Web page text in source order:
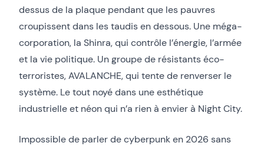
dessus de la plaque pendant que les pauvres
croupissent dans les taudis en dessous. Une méga-
corporation, la Shinra, qui contrôle l’énergie, l’armée
et la vie politique. Un groupe de résistants éco-
terroristes, AVALANCHE, qui tente de renverser le
système. Le tout noyé dans une esthétique
industrielle et néon qui n’a rien à envier à Night City.
Impossible de parler de cyberpunk en 2026 sans